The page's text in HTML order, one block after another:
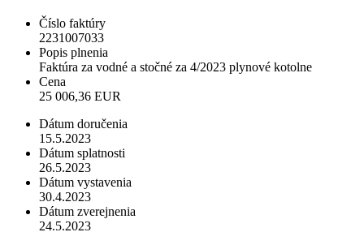
Číslo faktúry
2231007033
Popis plnenia
Faktúra za vodné a stočné za 4/2023 plynové kotolne
Cena
25 006,36 EUR
Dátum doručenia
15.5.2023
Dátum splatnosti
26.5.2023
Dátum vystavenia
30.4.2023
Dátum zverejnenia
24.5.2023